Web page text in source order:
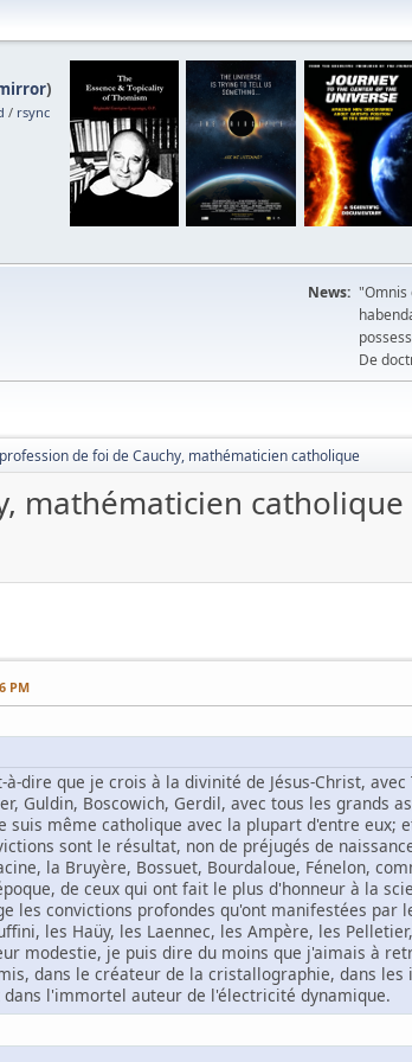
)
/ rsync
News: "Omnis
De
profession de foi de Cauchy, mathématicien catholique
mathématicien catholique
PM
à-dire que je crois à la divinité de Jésus-Christ,
Guldin, Boscowich, Gerdil, avec tous les grands
suis même catholique avec la plupart d'entre
sont le résultat, non de préjugés de
la Bruyère, Bossuet, Bourdaloue, Fénelon,
de ceux qui ont fait le plus d'honneur à la
les convictions profondes qu'ont manifestées
les Haüy, les Laennec, les Ampère, les
modestie, je puis dire du moins que j'aimais à
dans le créateur de la cristallographie, dans
l'immortel auteur de l'électricité dynamique.